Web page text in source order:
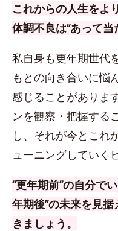
これからの人生をよ
体調不良は“あって当
私自身も更年期世代
もとの向き合いに悩
感じることがありま
ンを観察・把握する
し、それが今とこれ
ューニングしていく
“更年期前”の自分で
年期後”の未来を見
きましょう。